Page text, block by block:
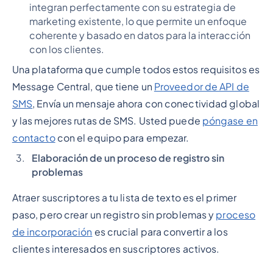
integran perfectamente con su estrategia de
marketing existente, lo que permite un enfoque
coherente y basado en datos para la interacción
con los clientes.
Una plataforma que cumple todos estos requisitos es
Message Central, que tiene un Proveedor de API de
SMS, Envía un mensaje ahora con conectividad global
y las mejores rutas de SMS. Usted puede póngase en
contactocon el equipo para empezar.
Elaboración de un proceso de registro sin
problemas
Atraer suscriptores a tu lista de texto es el primer
paso, pero crear un registro sin problemas y proceso
de incorporación es crucial para convertir a los
clientes interesados en suscriptores activos.